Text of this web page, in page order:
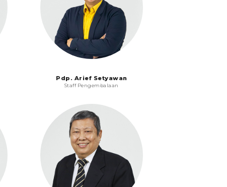
Pdp. Arief Setyawan
Staff Pengembalaan